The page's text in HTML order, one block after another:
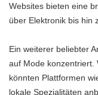
Websites bieten eine
über Elektronik bis hin
Ein weiterer beliebter
auf Mode konzentriert.
könnten Plattformen
lokale Spezialitäten